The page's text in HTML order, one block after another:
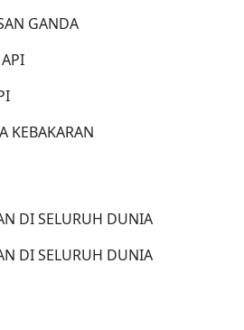
GANDA
KEBAKARAN
DI SELURUH DUNIA
DI SELURUH DUNIA